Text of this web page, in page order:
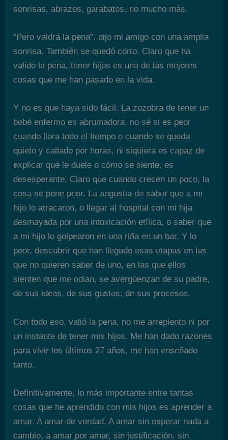
sonrisas, abrazos, garabatos, no mucho más.
“Pero valdrá la pena”, dijo mi amigo con una amplia
sonrisa. También se quedó corto. Claro que ha
valido la pena, tener hijos es una de las mejores
cosas que me han pasado en la vida.
Y no es que haya sido fácil. La zozobra de tener un
bebé enfermo es abrumadora, no sé si es peor
cuando llora todo el tiempo o cuando se queda
quieto y callado por horas, ni siquiera es capaz de
explicar qué le duele o cómo se siente, es
desesperante. Claro que cuando crecen un poco, la
cosa se pone peor. La angustia de saber que a mi
hijo lo atracaron, o llegar al hospital con mi hija
desmayada por una intoxicación etílica, o saber que
a mi hijo lo golpearon en una riña en un bar. Y lo
peor, descubrir que han llegado esas etapas en las
que no quieren saber de uno, en las que ellos
sienten que me odian, se avergüenzan de su padre,
de sus ideas, de sus gustos, de sus procesos.
Con todo eso, valió la pena, no me arrepiento ni por
un instante de tener mis hijos. Me han dado razones
para vivir los últimos 27 años, me han enseñado
tanto.
Definitivamente, lo más importante entre tantas
cosas que he aprendido con mis hijos es aprender a
amar. A amar de verdad. A amar sin esperar nada a
cambio, a amar por amar, sin justificación, sin